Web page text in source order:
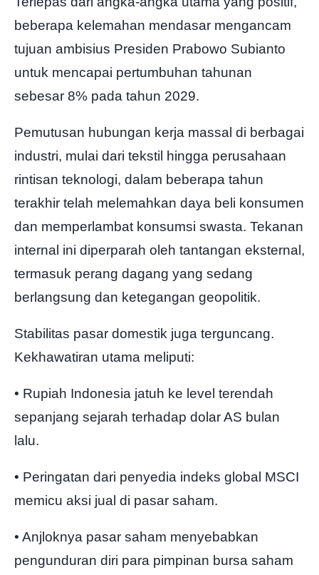
beberapa kelemahan mendasar mengancam
tujuan ambisius Presiden Prabowo Subianto
untuk mencapai pertumbuhan tahunan
sebesar 8% pada tahun 2029.
Pemutusan hubungan kerja massal di berbagai
industri, mulai dari tekstil hingga perusahaan
rintisan teknologi, dalam beberapa tahun
terakhir telah melemahkan daya beli konsumen
dan memperlambat konsumsi swasta. Tekanan
internal ini diperparah oleh tantangan eksternal,
termasuk perang dagang yang sedang
berlangsung dan ketegangan geopolitik.
Stabilitas pasar domestik juga terguncang.
Kekhawatiran utama meliputi:
• Rupiah Indonesia jatuh ke level terendah
sepanjang sejarah terhadap dolar AS bulan
lalu.
• Peringatan dari penyedia indeks global MSCI
memicu aksi jual di pasar saham.
• Anjloknya pasar saham menyebabkan
pengunduran diri para pimpinan bursa saham